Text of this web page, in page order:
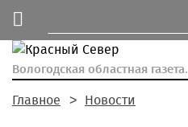
Вологодская областная газета.
Главное Новости